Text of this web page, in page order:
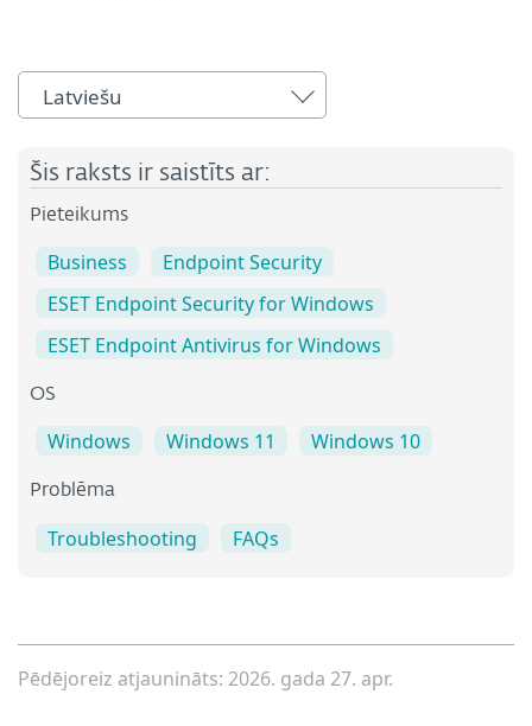
Latviešu
Šis raksts ir saistīts ar:
Pieteikums
Business
Endpoint Security
ESET Endpoint Security for Windows
ESET Endpoint Antivirus for Windows
OS
Windows Windows 11 Windows 10
Problēma
Troubleshooting FAQs
Pēdējoreiz atjaunināts: 2026. gada 27. apr.